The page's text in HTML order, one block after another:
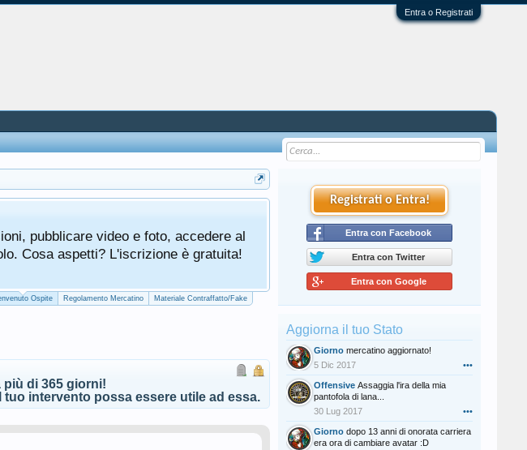
Entra o Registrati
pubblicare video e foto, accedere al
Cosa aspetti? L'iscrizione è gratuita!
Tutti gli utenti che partecipano al
cliccando qui di seguito:Regolamento
Ospite Regolamento Mercatino Materiale Contraffatto/Fake
più di 365 giorni!
intervento possa essere utile ad essa.
Registrati o Entra!
Entra con Facebook
Entra con Twitter
Entra con Google
Aggiorna il tuo Stato
Giorno mercatino aggiornato!
5 Dic 2017
•••
Offensive Assaggia l'ira della mia
pantofola di lana...
30 Lug 2017
•••
Giorno dopo 13 anni di onorata carriera
era ora di cambiare avatar :D